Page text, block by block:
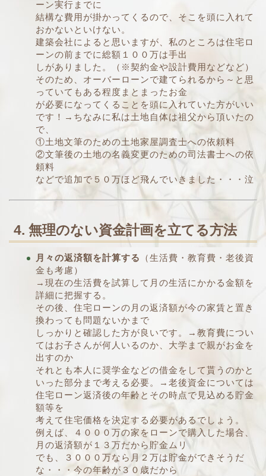
ーン実行までに
結構な費用が掛かってくるので、そこを頭に入れて
おかないといけない。
建築会社によると思いますが、私のところは住宅ロ
ーンの前までに総額１００万は手出
しがありました。（※契約金や設計費用などなど）
そのため、オーバーローンで建てられるから～と思
っていてもある程度まとまったお金
が必要になってくることを頭に入れていた方がいい
です！→ちなみに私は土地自体は祖父から頂いたの
で、
①土地文筆のための土地家屋調査士への依頼料
②文筆後の土地の名義変更のための司法書士への依
頼料
などで追加で５０万ほど飛んでいきました・・・泣
4. 無理のない資金計画を立てる方法
月々の返済額を計算する
（生活費・教育費・老後資
金も考慮）
→現在の生活費を試算して月の生活にかかる金額を
詳細に把握する。
その後、住宅ローンの月の返済額が今の家賃と置き
換わっても問題ないかまで
しっかりと確認した方が良いです。→教育費につい
てはお子さんが何人いるのか、大学まで親がお金を
出すのか
それとも本人に奨学金などの借金をして貰うのかと
いった部分まで考える必要。→老後資金については
住宅ローン返済後の年齢とその時点で見込める貯金
額等を
考えて住宅価格を決定する必要があるでしょう。
例えば、４０００万の家をローンで購入した場合、
月の返済額が１３万だから貯金ムリ
でも、３０００万なら月２万は貯金ができそうだ
な・・・今の年齢が３０歳だから